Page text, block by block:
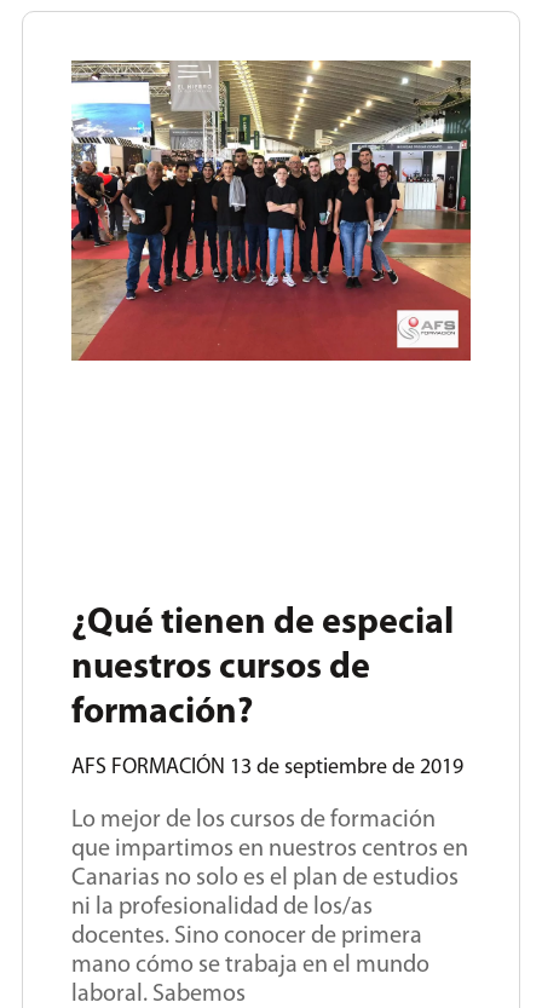
¿Qué tienen de especial
nuestros cursos de
formación?
AFS FORMACIÓN 13 de septiembre de 2019
Lo mejor de los cursos de formación
que impartimos en nuestros centros en
Canarias no solo es el plan de estudios
ni la profesionalidad de los/as
docentes. Sino conocer de primera
mano cómo se trabaja en el mundo
laboral. Sabemos